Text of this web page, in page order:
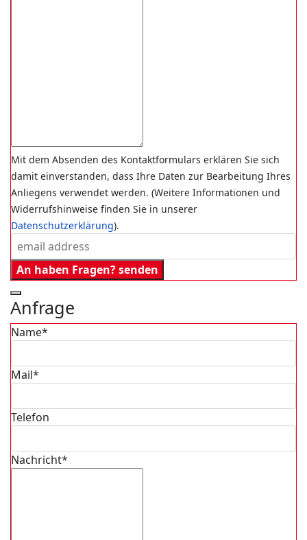
Mit dem Absenden des Kontaktformulars erklären Sie sich
damit einverstanden, dass Ihre Daten zur Bearbeitung Ihres
Anliegens verwendet werden. (Weitere Informationen und
Widerrufshinweise finden Sie in unserer
Datenschutzerklärung).
An haben Fragen? senden
Anfrage
Name*
Mail*
Telefon
Nachricht*